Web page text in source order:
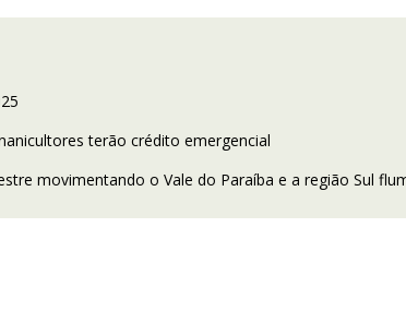
terão crédito emergencial
movimentando o Vale do Paraíba e a região Sul